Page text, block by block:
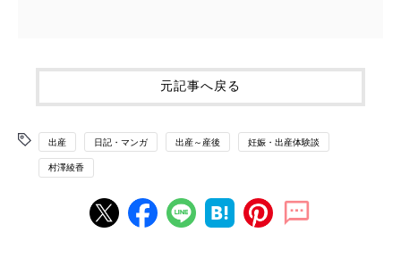
元記事へ戻る
出産 日記・マンガ 出産～産後 妊娠・出産体験談
村澤綾香